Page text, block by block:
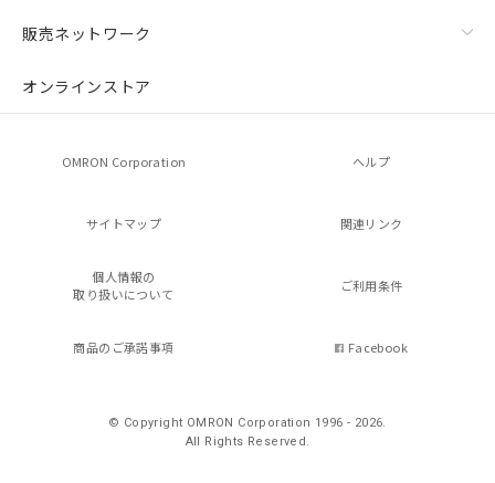
販売ネットワーク
オンラインストア
OMRON Corporation ヘルプ
サイトマップ 関連リンク
個人情報の
取り扱いについて
ご利用条件
商品のご承諾事項 Facebook
© Copyright OMRON Corporation 1996 - 2026.
All Rights Reserved.